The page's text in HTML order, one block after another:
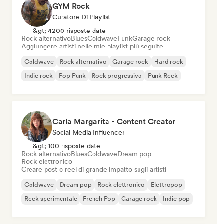
GYM Rock
Curatore Di Playlist
&gt; 4200 risposte date
Rock alternativoBluesColdwaveFunkGarage rock
Aggiungere artisti nelle mie playlist più seguite
Coldwave Rock alternativo Garage rock
Hard rock
Indie rock
Pop Punk Rock progressivo Punk Rock
Carla Margarita - Content Creator
Social Media Influencer
&gt; 100 risposte date
Rock alternativoBluesColdwaveDream pop
Rock elettronico
Creare post o reel di grande impatto sugli artisti
Coldwave Dream pop Rock elettronico
Elettropop
Rock sperimentale
French Pop Garage rock Indie pop